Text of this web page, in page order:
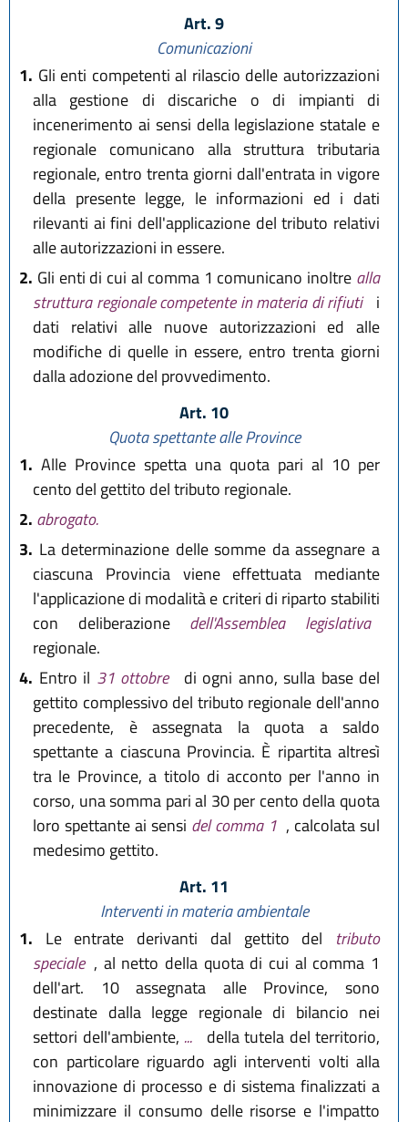
Art. 9
Comunicazioni
1. Gli enti competenti al rilascio delle autorizzazioni
alla gestione di discariche o di impianti di
incenerimento ai sensi della legislazione statale e
regionale comunicano alla struttura tributaria
regionale, entro trenta giorni dall'entrata in vigore
della presente legge, le informazioni ed i dati
rilevanti ai fini dell'applicazione del tributo relativi
alle autorizzazioni in essere.
2. Gli enti di cui al comma 1 comunicano inoltre alla
struttura regionale competente in materia di rifiuti i
dati relativi alle nuove autorizzazioni ed alle
modifiche di quelle in essere, entro trenta giorni
dalla adozione del provvedimento.
Art. 10
Quota spettante alle Province
1. Alle Province spetta una quota pari al 10 per
cento del gettito del tributo regionale.
2. abrogato.
3. La determinazione delle somme da assegnare a
ciascuna Provincia viene effettuata mediante
l'applicazione di modalità e criteri di riparto stabiliti
con deliberazione dell'Assemblea legislativa
regionale.
4. Entro il 31 ottobre
di ogni anno, sulla base del
gettito complessivo del tributo regionale dell'anno
precedente, è assegnata la quota a saldo
spettante a ciascuna Provincia. È ripartita altresì
tra le Province, a titolo di acconto per l'anno in
corso, una somma pari al 30 per cento della quota
loro spettante ai sensi del comma 1 , calcolata sul
medesimo gettito.
Art. 11
Interventi in materia ambientale
1. Le entrate derivanti dal gettito del tributo
speciale , al netto della quota di cui al comma 1
dell'art. 10 assegnata alle Province, sono
destinate dalla legge regionale di bilancio nei
settori dell'ambiente, ...
della tutela del territorio,
con particolare riguardo agli interventi volti alla
innovazione di processo e di sistema finalizzati a
minimizzare il consumo delle risorse e l'impatto